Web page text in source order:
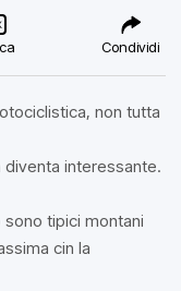
Condividi
non tutta
diventa interessante.
sono tipici montani
cin la